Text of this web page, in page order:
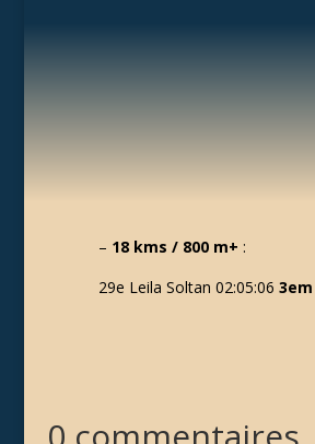
– 18 kms / 800 m+ :
29e Leila Soltan 02:05:06